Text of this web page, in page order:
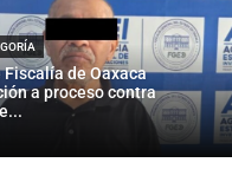
Fiscalía de Oaxaca
a proceso contra